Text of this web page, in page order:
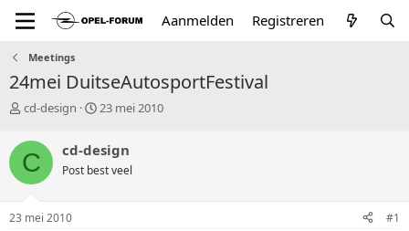
Aanmelden Registreren
Meetings
24mei DuitseAutosportFestival
T
p
i
c
s
a
cd-design
S
r
t
a
23 mei 2010
C cd-design
Post best veel
23 mei 2010 #1